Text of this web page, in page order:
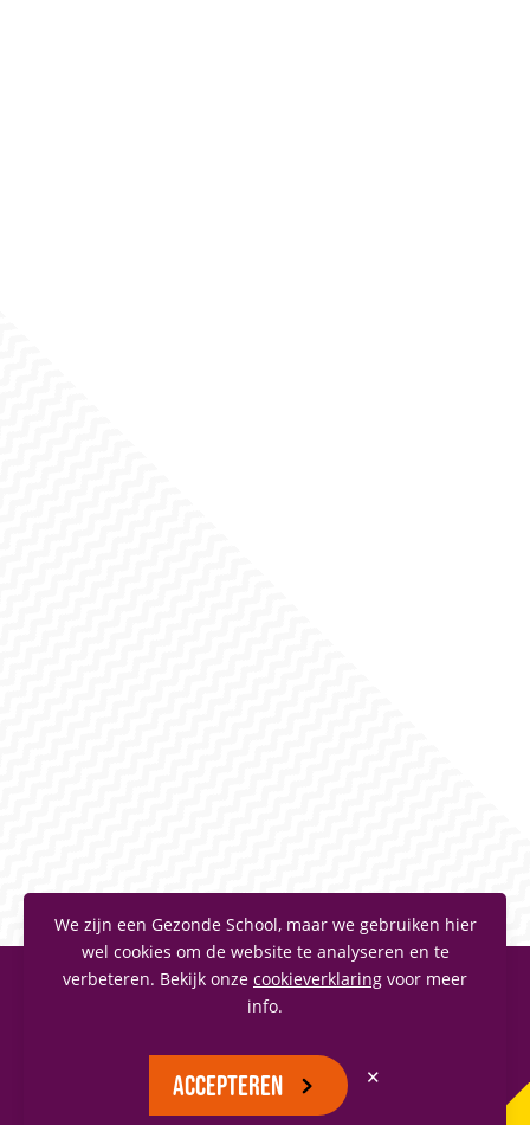
(0412) 66 70 70
We zijn een Gezonde School, maar we gebruiken hier
wel cookies om de website te analyseren en te
verbeteren. Bekijk onze cookieverklaring voor meer
info.
ACCEPTEREN ✕